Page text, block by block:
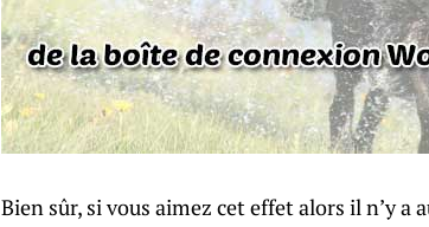
Bien sûr, si vous aimez cet effet alors il n’y a